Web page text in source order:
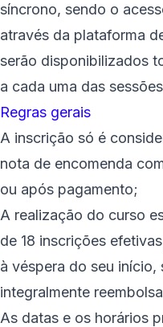
síncrono, sendo o
através da plataforma
serão disponibilizados
a cada uma das
Regras gerais
A inscrição só é
nota de encomenda
ou após pagamento;
A realização do curso
de 18 inscrições
à véspera do seu
integralmente
As datas e os horários